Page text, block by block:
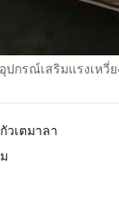
กรณ์เสริมแรงเหวี่
เตมาลา